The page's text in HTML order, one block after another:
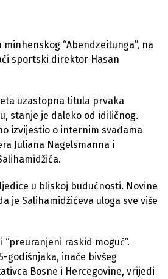
“Abendzeitunga”, na
sportski direktor Hasan
uzastopna titula prvaka
stanje je daleko od idiličnog.
izvijestio o internim svađama
Juliana Nagelsmanna i
u bliskoj budućnosti. Novine
je Salihamidžićeva uloga sve više
“preuranjeni raskid moguć”.
godišnjaka, inače bivšeg
Bosne i Hercegovine, vrijedi